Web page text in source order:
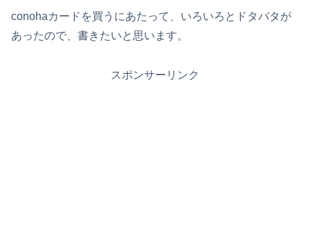
conohaカードを買うにあたって、いろいろとドタバタが
あったので、書きたいと思います。
スポンサーリンク